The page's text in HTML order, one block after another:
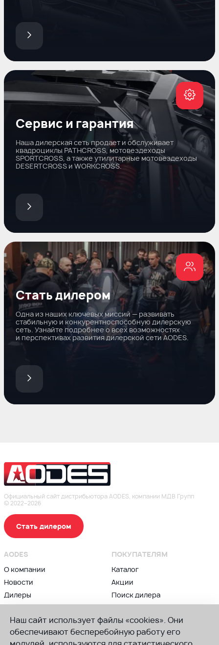
Сервис и гарантия
Наша дилерская сеть продает и обслуживает
квадроциклы PATHCROSS, мотовездеходы
SPORTCROSS, а также утилитарные мотовездеходы
DESERTCROSS и WORKCROSS.
Стать дилером
Одна из наших ключевых миссий — развивать
стабильную и конкурентноспособную дилерскую
сеть. Узнайте подробнее о всех возможностях
и перспективах развития дилерской сети AODES.
Наш сайт использует файлы «cookies». Они
обеспечивают бесперебойную работу его
Официальный сайт дистрибьютора AODES, компании МДВ Групп
© 2022–2026
AODES
О компании
Новости
Дилеры
Контакты
ПОКУПАТЕЛЯМ
Каталог
Акции
Поиск дилера
Блог
ВЛАДЕЛЬЦАМ
Сервис и гарантии
ПРИСОЕДИНЯЙСЯ К AODES
Стать дилером